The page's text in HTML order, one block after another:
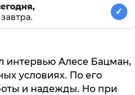
✓
интервью Алесе Бацман,
условиях. По его
и надежды. Но при